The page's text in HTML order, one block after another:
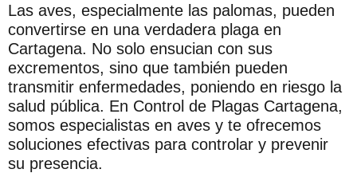
Las aves, especialmente las palomas, pueden
convertirse en una verdadera plaga en
Cartagena. No solo ensucian con sus
excrementos, sino que también pueden
transmitir enfermedades, poniendo en riesgo la
salud pública. En Control de Plagas Cartagena,
somos especialistas en aves y te ofrecemos
soluciones efectivas para controlar y prevenir
su presencia.